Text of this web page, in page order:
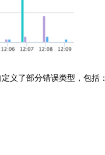
义了部分错误类型，包括：